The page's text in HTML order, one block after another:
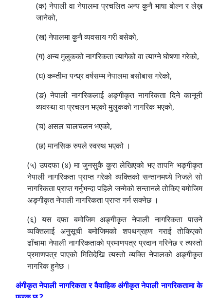
(क) नेपाली वा नेपालमा प्रचलित अन्य कुनै भाषा बोल्न र लेख्न
जानेको,
(ख) नेपालमा कुनै व्यवसाय गरी बसेको,
(ग) अन्य मुलुकको नागरिकता त्यागेको वा त्याग्ने घोषणा गरेको,
(घ) कम्तीमा पन्ध्र वर्षसम्म नेपालमा बसोबास गरेको,
(ङ) नेपाली नागरिकलाई अङ्गीकृत नागरिकता दिने कानूनी
व्यवस्था वा प्रचलन भएको मुलुकको नागरिक भएको,
(च) असल चालचलन भएको,
(छ) मानसिक रुपले स्वस्थ भएको ।
(५) उपदफा (४) मा जुनसुकै कुरा लेखिएको भए तापनि भङ्गीकृत
नेपाली नागरिकता प्राप्त गरेको व्यक्तिको सन्तानमध्ये निजले सो
नागरिकता प्राप्त गर्नुभन्दा पहिले जन्मेको सन्तानले तोकिए बमोजिम
अङ्गीकृत नेपाली नागरिकता प्राप्त गर्न सक्नेछ ।
(६) यस दफा बमोजिम अङ्गीकृत नेपाली नागरिकता पाउने
व्यक्तिलाई अनुसूची बमोजिमको शपथग्रहण गराई तोकिएको
ढाँचामा नेपाली नागरिकताको प्रमाणपत्र प्रदान गरिनेछ र त्यस्तो
प्रमाणपत्र पाएको मितिदेखि त्यस्तो व्यक्ति नेपालको अङ्गीकृत
नागरिक हुनेछ ।
अंगीकृत नेपाली नागरिकता र वैवाहिक अंगीकृत नेपाली नागरिकतामा के